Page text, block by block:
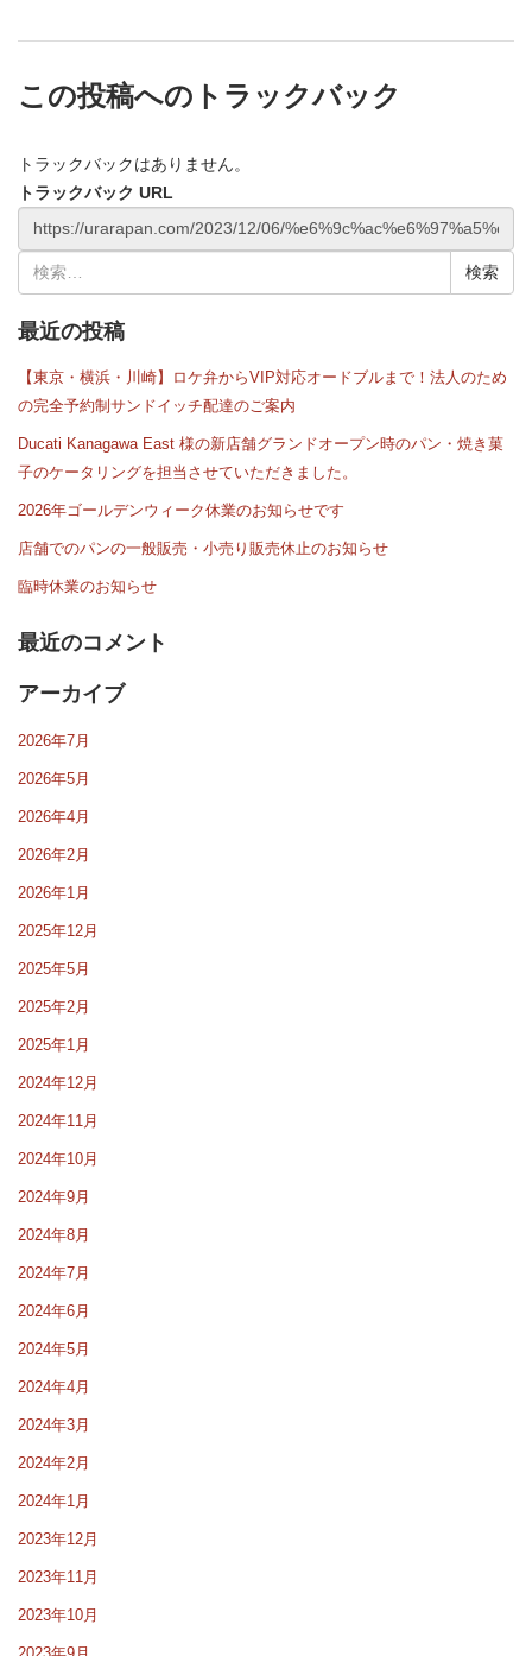
この投稿へのトラックバック
トラックバックはありません。
トラックバック URL
索:
最近の投稿
【東京・横浜・川崎】ロケ弁からVIP対応オードブルまで！法人のため
の完全予約制サンドイッチ配達のご案内
Ducati Kanagawa East 様の新店舗グランドオープン時のパン・焼き菓
子のケータリングを担当させていただきました。
2026年ゴールデンウィーク休業のお知らせです
店舗でのパンの一般販売・小売り販売休止のお知らせ
臨時休業のお知らせ
最近のコメント
アーカイブ
2026年7月
2026年5月
2026年4月
2026年2月
2026年1月
2025年12月
2025年5月
2025年2月
2025年1月
2024年12月
2024年11月
2024年10月
2024年9月
2024年8月
2024年7月
2024年6月
2024年5月
2024年4月
2024年3月
2024年2月
2024年1月
2023年12月
2023年11月
2023年10月